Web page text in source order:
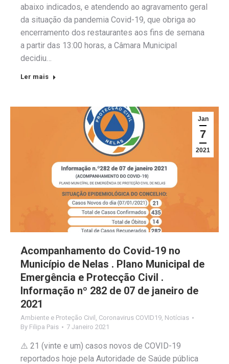
abaixo indicados, e atendendo ao agravamento geral
da situação da pandemia Covid-19, que obriga ao
encerramento dos restaurantes aos fins de semana
a partir das 13:00 horas, a Câmara Municipal
decidiu…
Ler mais
Jan
7
2021
Acompanhamento do Covid-19 no
Município de Nelas . Plano Municipal de
Emergência e Protecção Civil .
Informação nº 282 de 07 de janeiro de
2021
Ambiente e Proteção Civil Coronavirus COVID19 Notícias
By Filipa Pais 7 Janeiro 2021
⚠️ 21 (vinte e um) casos novos de COVID-19
reportados hoje pela Autoridade de Saúde pública